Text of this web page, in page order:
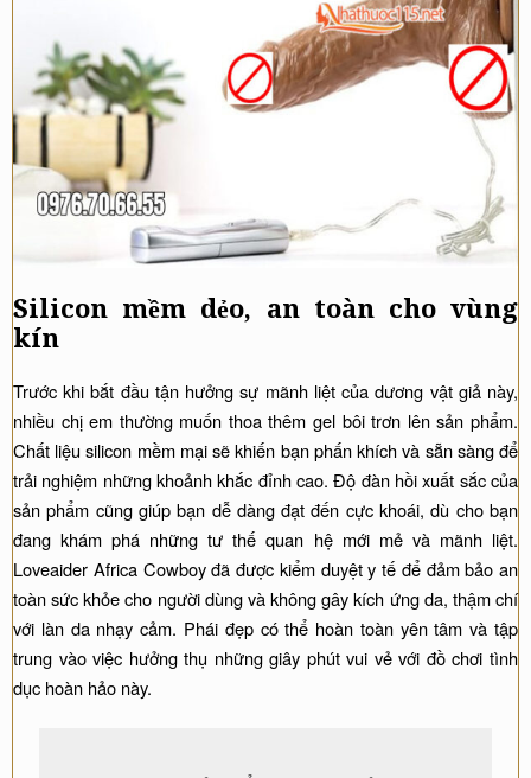
Silicon mềm dẻo, an toàn cho vùng
kín
Trước khi bắt đầu tận hưởng sự mãnh liệt của dương vật giả này,
nhiều chị em thường muốn thoa thêm gel bôi trơn lên sản phẩm.
Chất liệu silicon mềm mại sẽ khiến bạn phấn khích và sẵn sàng để
trải nghiệm những khoảnh khắc đỉnh cao. Độ đàn hồi xuất sắc của
sản phẩm cũng giúp bạn dễ dàng đạt đến cực khoái, dù cho bạn
đang khám phá những tư thế quan hệ mới mẻ và mãnh liệt.
Loveaider Africa Cowboy đã được kiểm duyệt y tế để đảm bảo an
toàn sức khỏe cho người dùng và không gây kích ứng da, thậm chí
với làn da nhạy cảm. Phái đẹp có thể hoàn toàn yên tâm và tập
trung vào việc hưởng thụ những giây phút vui vẻ với đồ chơi tình
dục hoàn hảo này.